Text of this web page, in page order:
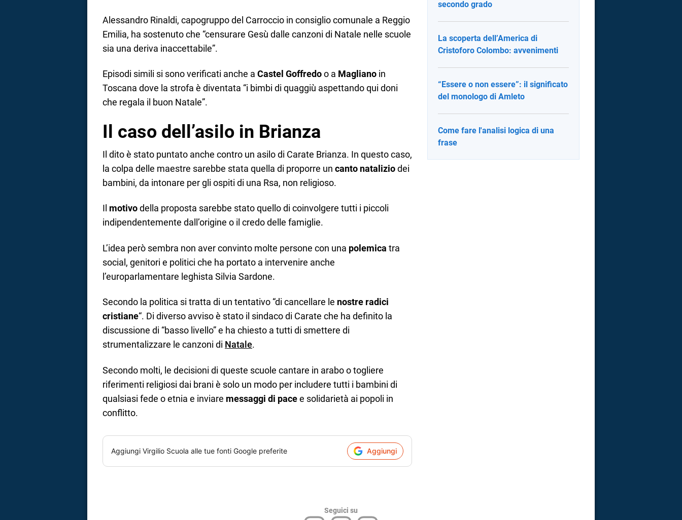
Alessandro Rinaldi, capogruppo del Carroccio in consiglio comunale a Reggio
Emilia, ha sostenuto che “censurare Gesù dalle canzoni di Natale nelle scuole
sia una deriva inaccettabile”.
Episodi simili si sono verificati anche a Castel Goffredoo a Magliano in
Toscana dove la strofa è diventata “i bimbi di quaggiù aspettando qui doni
che regala il buon Natale”.
Il caso dell’asilo in Brianza
Il dito è stato puntato anche contro un asilo di Carate Brianza. In questo caso,
la colpa delle maestre sarebbe stata quella di proporre un canto nataliziodei
bambini, da intonare per gli ospiti di una Rsa, non religioso.
Il motivodella proposta sarebbe stato quello di coinvolgere tutti i piccoli
indipendentemente dall’origine o il credo delle famiglie.
L’idea però sembra non aver convinto molte persone con una polemica tra
social, genitori e politici che ha portato a intervenire anche
l’europarlamentare leghista Silvia Sardone.
Secondo la politica si tratta di un tentativo “di cancellare le nostre radici
cristiane“. Di diverso avviso è stato il sindaco di Carate che ha definito la
discussione di “basso livello” e ha chiesto a tutti di smettere di
strumentalizzare le canzoni di Natale.
Secondo molti, le decisioni di queste scuole cantare in arabo o togliere
riferimenti religiosi dai brani è solo un modo per includere tutti i bambini di
qualsiasi fede o etnia e inviare messaggi di pacee solidarietà ai popoli in
conflitto.
Aggiungi Virgilio Scuola alle tue fonti Google preferite Aggiungi
secondo grado
La scoperta dell’America di
Cristoforo Colombo: avvenimenti
“Essere o non essere”: il significato
del monologo di Amleto
Come fare l'analisi logica di una
frase
Seguici su